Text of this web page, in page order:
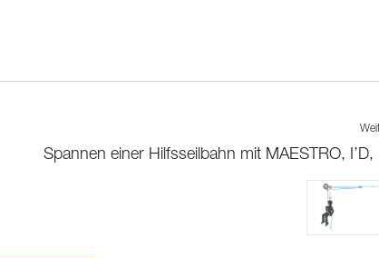
Spannen einer Hilfsseilbahn mit MAESTRO, I’D,